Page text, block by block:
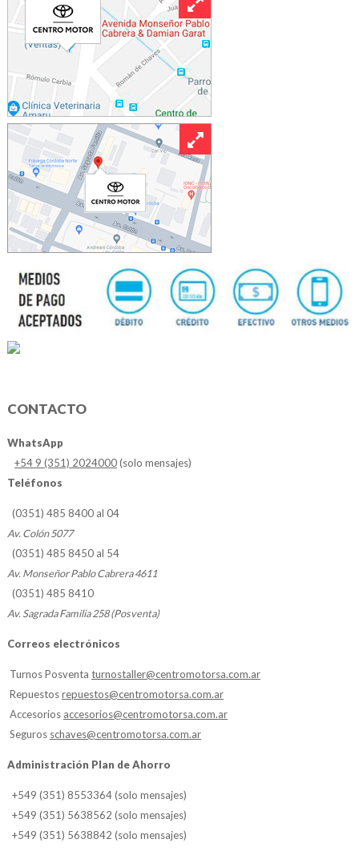
CONTACTO
WhatsApp
+54 9 (351) 2024000(solo mensajes)
Teléfonos
(0351) 485 8400 al 04
Av. Colón 5077
(0351) 485 8450 al 54
Av. Monseñor Pablo Cabrera 4611
(0351) 485 8410
Av. Sagrada Familia 258 (Posventa)
Correos electrónicos
Turnos Posventa turnostaller@centromotorsa.com.ar
Repuestosrepuestos@centromotorsa.com.ar
Accesorios accesorios@centromotorsa.com.ar
Seguros schaves@centromotorsa.com.ar
Administración Plan de Ahorro
+549 (351) 8553364 (solo mensajes)
+549 (351) 5638562 (solo mensajes)
+549 (351) 5638842 (solo mensajes)